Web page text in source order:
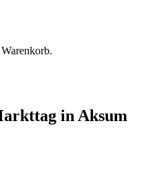
in Aksum